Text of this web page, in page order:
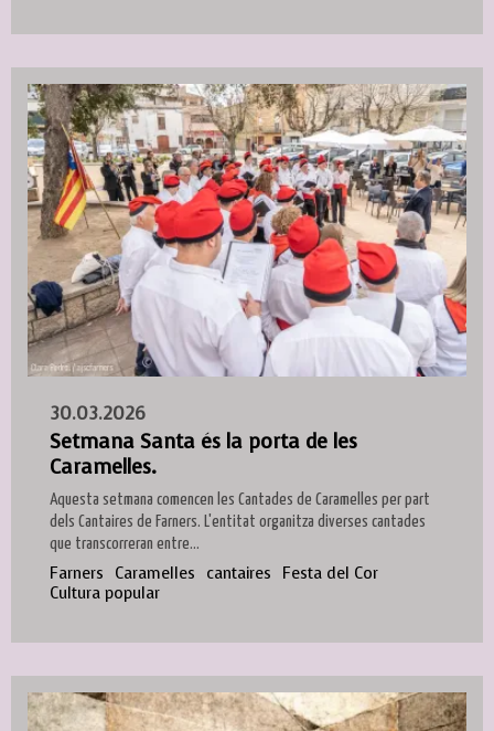
30.03.2026
Setmana Santa és la porta de les
Caramelles.
Aquesta setmana comencen les Cantades de Caramelles per part
dels Cantaires de Farners. L'entitat organitza diverses cantades
que transcorreran entre...
Farners Caramelles cantaires
Festa del Cor
Cultura popular